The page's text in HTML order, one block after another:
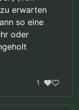
erwarten
so eine
oder
1